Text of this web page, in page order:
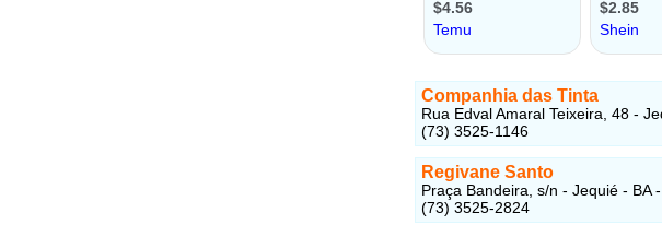
Companhia das Tinta
Rua Edval Amaral Teixeira, 48 -
(73) 3525-1146
Regivane Santo
Praça Bandeira, s/n - Jequié - BA
(73) 3525-2824